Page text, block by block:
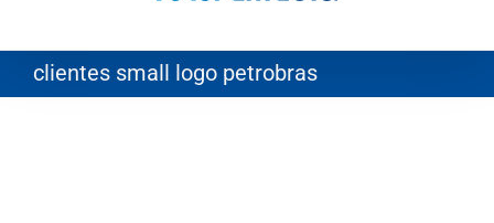
clientes small logo petrobras